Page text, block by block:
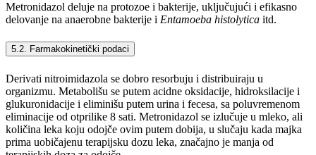
Metronidazol deluje na protozoe i bakterije, uključujući i efikasno
delovanje na anaerobne bakterije i Entamoeba histolytica itd.
5.2. Farmakokinetički podaci
Derivati nitroimidazola se dobro resorbuju i distribuiraju u
organizmu. Metabolišu se putem acidne oksidacije, hidroksilacije i
glukuronidacije i eliminišu putem urina i fecesa, sa poluvremenom
eliminacije od otprilike 8 sati. Metronidazol se izlučuje u mleko, ali
količina leka koju odojče ovim putem dobija, u slučaju kada majka
prima uobičajenu terapijsku dozu leka, značajno je manja od